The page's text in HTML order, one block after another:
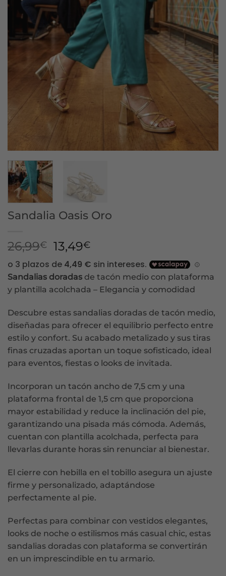
Sandalia Oasis Oro
26,99€
El
precio
original
era:
26,99€.
13,49€El
precio
actual
es:
13,49€.
Sandalias doradas de tacón medio con plataforma
y plantilla acolchada – Elegancia y comodidad
Descubre estas sandalias doradas de tacón medio,
diseñadas para ofrecer el equilibrio perfecto entre
estilo y confort. Su acabado metalizado y sus tiras
finas cruzadas aportan un toque sofisticado, ideal
para eventos, fiestas o looks de invitada.
Incorporan un tacón ancho de 7,5 cm y una
plataforma frontal de 1,5 cm que proporciona
mayor estabilidad y reduce la inclinación del pie,
garantizando una pisada más cómoda. Además,
cuentan con plantilla acolchada, perfecta para
llevarlas durante horas sin renunciar al bienestar.
El cierre con hebilla en el tobillo asegura un ajuste
firme y personalizado, adaptándose
perfectamente al pie.
Perfectas para combinar con vestidos elegantes,
looks de noche o estilismos más casual chic, estas
sandalias doradas con plataforma se convertirán
en un imprescindible en tu armario.